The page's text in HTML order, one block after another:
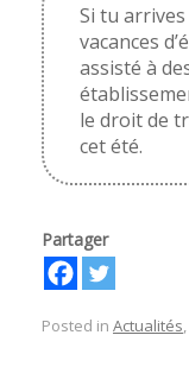
Si tu
vacances
assisté à
le droit de
cet été.
Partager
Posted in Actualités,